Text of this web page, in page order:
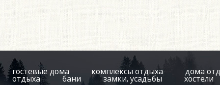
гостевые дома комплексы отдыха дома
отдыха бани замки, усадьбы хостели